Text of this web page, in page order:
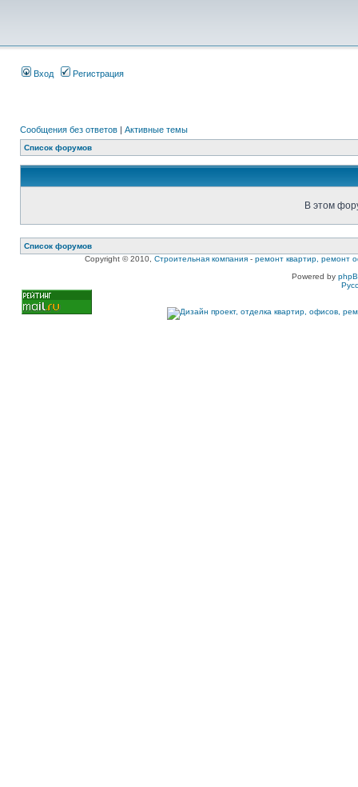
Вход Регистрация
Сообщения без ответов | Активные темы
Список форумов
В этом
Список форумов
Copyright © 2010, Строительная компания - ремонт квартир, ремонт
Powered by